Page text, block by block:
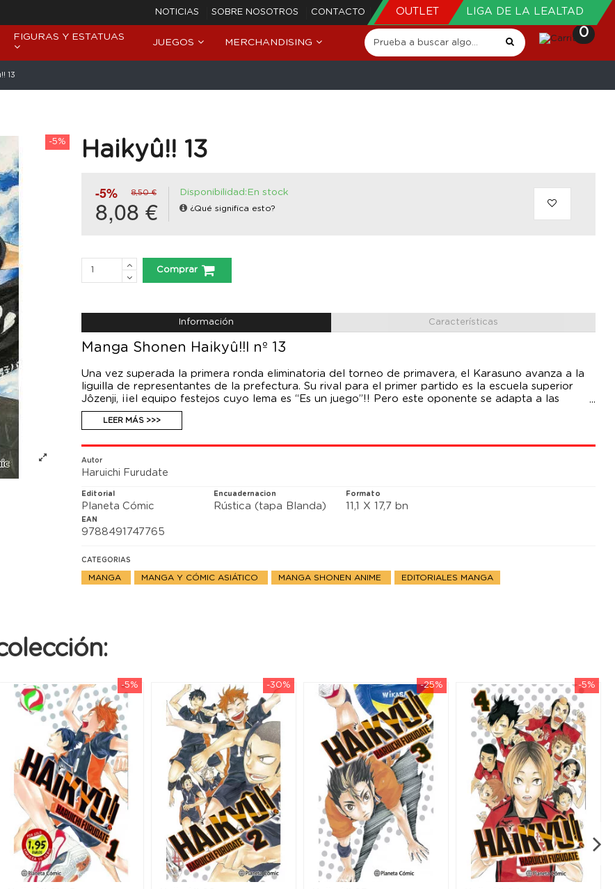
NOTICIAS SOBRE NOSOTROS CONTACTO OUTLET LIGA DE LA LEALTAD
FIGURAS Y ESTATUAS
JUEGOS MERCHANDISING
0
13
-5% Haikyû!! 13
-5% 8,50 €
8,08 €
Disponibilidad:En stock
¿Qué significa esto?
Comprar
Información Características
Manga Shonen Haikyû!!l nº 13
Una vez superada la primera ronda eliminatoria del torneo de primavera, el Karasuno avanza a la
liguilla de representantes de la prefectura. Su rival para el primer partido es la escuela superior
Jôzenji, ¡¡el equipo festejos cuyo lema es “Es un juego”!! Pero este oponente se adapta a las
necesidades del momento y hace unos ataques que rompen todos los moldes, cosa que obligará a
Hinata y compañía a disputar un partido muy reñido
LEER MÁS >>>
Autor
Haruichi Furudate
Editorial
Planeta Cómic
Encuadernacion
Rústica (tapa Blanda)
Formato
11,1 X 17,7 bn
EAN
9788491747765
CATEGORIAS
MANGA MANGA Y CÓMIC ASIÁTICO MANGA SHONEN ANIME EDITORIALES MANGA
-5% -30% -25% -5%